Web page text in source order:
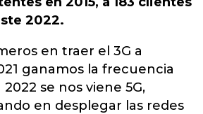
2022.
en traer el 3G a
ganamos la frecuencia
se nos viene 5G,
en desplegar las redes